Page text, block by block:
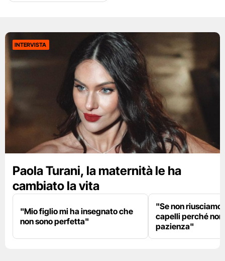
INTERVISTA
Paola Turani, la maternità le ha
cambiato la vita
"Mio figlio mi ha insegnato che
non sono perfetta"
"Se non riusciamo
capelli perché
pazienza"